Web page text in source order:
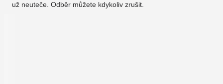
už neuteče. Odběr můžete kdykoliv zrušit.